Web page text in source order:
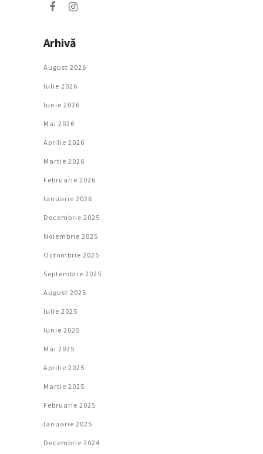
Arhivă
August 2026
Iulie 2026
Iunie 2026
Mai 2026
Aprilie 2026
Martie 2026
Februarie 2026
Ianuarie 2026
Decembrie 2025
Noiembrie 2025
Octombrie 2025
Septembrie 2025
August 2025
Iulie 2025
Iunie 2025
Mai 2025
Aprilie 2025
Martie 2025
Februarie 2025
Ianuarie 2025
Decembrie 2024